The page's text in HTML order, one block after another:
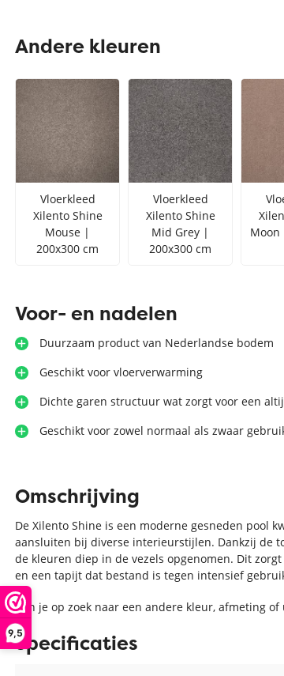
9,5
Andere kleuren
Vloerkleed
Xilento Shine
Mouse |
200x300 cm
Vloerkleed
Xilento Shine
Mid Grey |
200x300 cm
Moon
Voor- en nadelen
Duurzaam product van Nederlandse bodem
Geschikt voor vloerverwarming
Dichte garen structuur wat zorgt voor een
Geschikt voor zowel normaal als zwaar
Omschrijving
De Xilento Shine is een moderne gesneden pool
aansluiten bij diverse interieurstijlen. Dankzij de
de kleuren diep in de vezels opgenomen. Dit
en een tapijt dat bestand is tegen intensief
Ben je op zoek naar een andere kleur, afmeting
Specificaties